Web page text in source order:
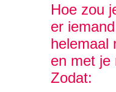
Hoe zou
er
helemaal
en met je
Zodat: